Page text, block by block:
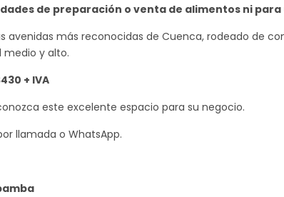
de preparación o venta de alimentos ni para
avenidas más reconocidas de Cuenca, rodeado de
medio y alto.
+ IVA
este excelente espacio para su negocio.
llamada o WhatsApp.